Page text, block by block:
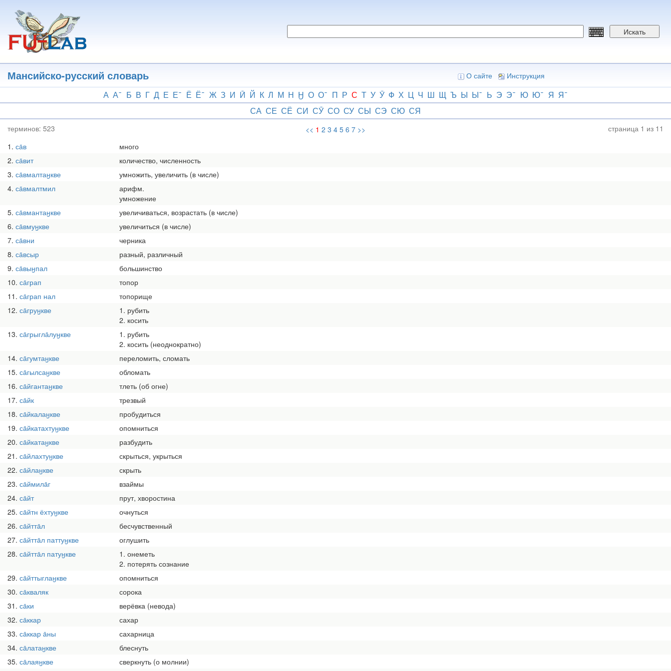
основному
содержанию
Искать
Мансийско-русский словарь О сайте Инструкция
А А Б В Г Д Е Е Ё Ё Ж З И Ӣ Й К Л М Н Ӈ О О П Р С Т У Ӯ Ф Х Ц Ч Ш Щ Ъ Ы Ы Ь Э Э Ю Ю Я Я
СА СЕ СЁ СИ СӮ СО СУ СЫ СЭ СЮ СЯ
терминов: 523 << 1 2 3 4 5 6 7 >>
страница 1 из 11
1 са̄в
много
2 са̄вит
количество, численность
3 са̄вмалтаӈкве
умножить, увеличить (в числе)
4 са̄вмалтмил
арифм.
умножение
5 са̄вмантаӈкве
увеличиваться, возрастать (в числе)
6 са̄вмуӈкве
увеличиться (в числе)
7 са̄вни
черника
8 са̄всыр
разный, различный
9 са̄выӈпал
большинство
10 са̄грап
топор
11 са̄грап нал
топорище
12 са̄груӈкве
1. рубить
2. косить
13 са̄грыгла̄луӈкве
1. рубить
2. косить (неоднократно)
14 са̄гумтаӈкве
переломить, сломать
15 са̄гылсаӈкве
обломать
16 са̄йгантаӈкве
тлеть (об огне)
17 са̄йк
трезвый
18 са̄йкалаӈкве
пробудиться
19 са̄йкатахтуӈкве
опомниться
20 са̄йкатаӈкве
разбудить
21 са̄йлахтуӈкве
скрыться, укрыться
22 са̄йлаӈкве
скрыть
23 са̄ймила̄г
взаймы
24 са̄йт
прут, хворостина
25 са̄йтн ёхтуӈкве
очнуться
26 са̄йтта̄л
бесчувственный
27 са̄йтта̄л паттуӈкве
оглушить
28 са̄йтта̄л патуӈкве
1. онеметь
2. потерять сознание
29 са̄йттыглаӈкве
опомниться
30 са̄кваляк
сорока
31 са̄ки
верёвка (невода)
32 са̄ккар
сахар
33 са̄ккар а̄ны
сахарница
34 са̄латаӈкве
блеснуть
35 са̄лаяӈкве
сверкнуть (о молнии)